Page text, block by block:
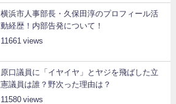
横浜市人事部長・久保田淳のプロフィール活
動経歴！内部告発について！
11661
原口議員に「イヤイヤ」とヤジを飛ばした立
憲議員は誰？野次った理由は？
11580